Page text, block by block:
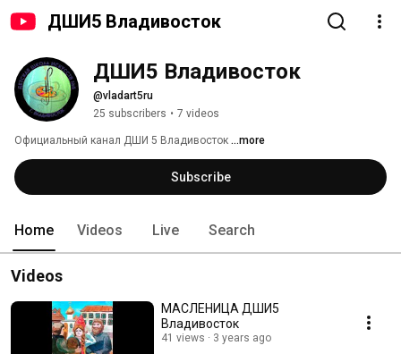
ДШИ5 Владивосток
ДШИ5 Владивосток
@vladart5ru
25 subscribers • 7 videos
Официальный канал ДШИ 5 Владивосток ...more
Subscribe
Home Videos Live Search
Videos
МАСЛЕНИЦА ДШИ5
Владивосток
41 views 3 years ago